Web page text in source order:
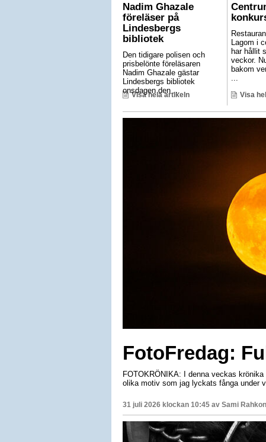
Nadim Ghazale
föreläser på
Lindesbergs
bibliotek
Den tidigare polisen och
prisbelönte föreläsaren
Nadim Ghazale gästar
Lindesbergs bibliotek
onsdagen den ...
Visa hela artikeln
Lagom i
har hållit
veckor.
bakom
Visa
FotoFredag:
FOTOKRÖNIKA: I denna veckas
olika motiv som jag lyckats fånga under
31 juli 2026 klockan 10:45 av Sami